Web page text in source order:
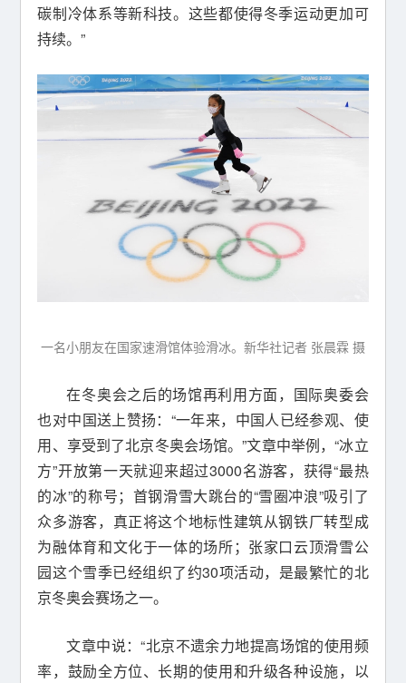
碳制冷体系等新科技。这些都使得冬季运动更加可
持续。”
一名小朋友在国家速滑馆体验滑冰。新华社记者 张晨霖 摄
在冬奥会之后的场馆再利用方面，国际奥委会
也对中国送上赞扬：“一年来，中国人已经参观、使
用、享受到了北京冬奥会场馆。”文章中举例，“冰立
方”开放第一天就迎来超过3000名游客，获得“最热
的冰”的称号；首钢滑雪大跳台的“雪圈冲浪”吸引了
众多游客，真正将这个地标性建筑从钢铁厂转型成
为融体育和文化于一体的场所；张家口云顶滑雪公
园这个雪季已经组织了约30项活动，是最繁忙的北
京冬奥会赛场之一。
文章中说：“北京不遗余力地提高场馆的使用频
率，鼓励全方位、长期的使用和升级各种设施，以